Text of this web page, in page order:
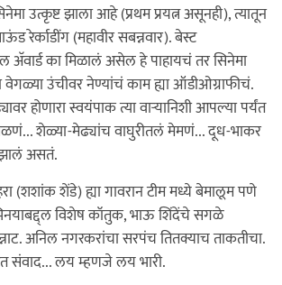
उत्कृष्ट झाला आहे (प्रथम प्रयत्न असूनही), त्यातून
रेर्काडींग (महावीर सबन्नवार). बेस्ट
का मिळालं असेल हे पाहायचं तर सिनेमा
वेगळ्या उंचीवर नेण्यांचं काम ह्या ऑडीओग्राफीचं.
होणारा स्वयंपाक त्या वार्‍यानिशी आपल्या पर्यंत
शेळ्या-मेढ्यांच वाघुरीतलं मेमणं... दूध-भाकर
असतं.
(शशांक शेंडे) ह्या गावरान टीम मध्ये बेमालूम पणे
विशेष कॉतुक, भाऊ शिंदेंचे सगळे
अनिल नगरकरांचा सरपंच तितक्याच ताकतीचा.
लय म्हणजे लय भारी.